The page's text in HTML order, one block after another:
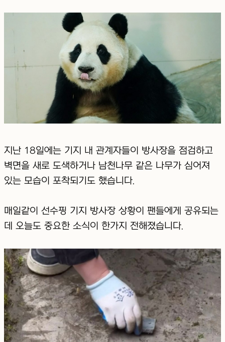
지난 18일에는 기지 내 관계자들이 방사장을 점검하고
벽면을 새로 도색하거나 남천나무 같은 나무가 심어져
있는 모습이 포착되기도 했습니다.
매일같이 선수핑 기지 방사장 상황이 팬들에게 공유되는
데 오늘도 중요한 소식이 한가지 전해졌습니다.